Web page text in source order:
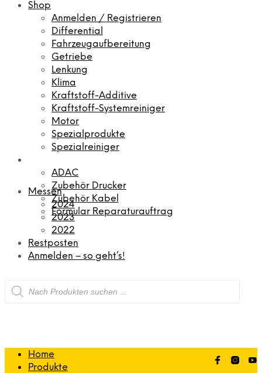
Shop
Anmelden / Registrieren
Differential
Fahrzeugaufbereitung
Getriebe
Lenkung
Klima
Kraftstoff-Additive
Kraftstoff-Systemreiniger
Motor
Spezialprodukte
Spezialreiniger
ADAC
Zubehör Drucker
Zubehör Kabel
Formular Reparaturauftrag
Messen
2024
2023
2022
Restposten
Anmelden – so geht’s!
Products
search
Home
Produkte